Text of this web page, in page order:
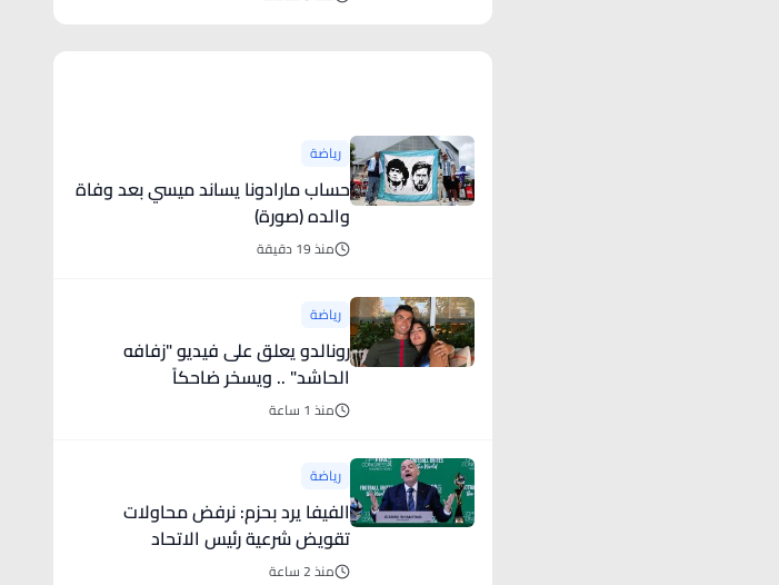
رياضة
حساب مارادونا يساند ميسي بعد وفاة
والده (صورة)
منذ 19 دقيقة
رياضة
رونالدو يعلق على فيديو "زفافه
الحاشد" .. ويسخر ضاحكاً
منذ 1 ساعة
رياضة
الفيفا يرد بحزم: نرفض محاولات
تقويض شرعية رئيس الاتحاد
منذ 2 ساعة